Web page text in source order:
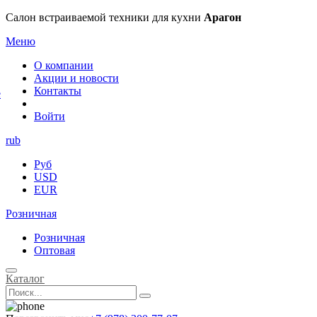
Салон встраиваемой техники для кухни Арагон
Меню
О компании
Акции и новости
Контакты
Войти
rub
Руб
USD
EUR
Розничная
Розничная
Оптовая
Каталог